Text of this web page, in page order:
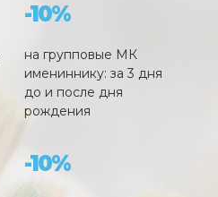
-10%
на групповые МК
имениннику: за 3 дня
до и после дня
рождения
-10%